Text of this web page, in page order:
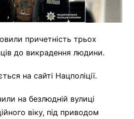
причетність трьох
до викрадення людини.
на сайті Нацполіції.
на безлюдній вулиці
віку, під приводом